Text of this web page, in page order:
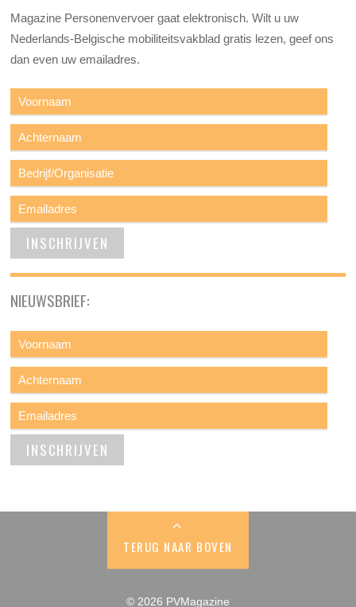
Magazine Personenvervoer gaat elektronisch. Wilt u uw
Nederlands-Belgische mobiliteitsvakblad gratis lezen, geef ons
dan even uw emailadres.
NIEUWSBRIEF:
TERUG NAAR BOVEN
© 2026 PVMagazine